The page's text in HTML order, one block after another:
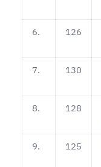
6. 126
7. 130
8. 128
9. 125